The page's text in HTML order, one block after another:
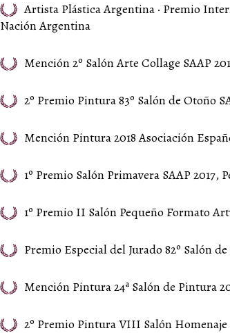
Artista Plástica Argentina · Premio
Nación Argentina
Mención 2º Salón Arte Collage SAAP
2º Premio Pintura 83º Salón de Otoño
Mención Pintura 2018 Asociación
1º Premio Salón Primavera SAAP 2017,
1º Premio II Salón Pequeño Formato
Premio Especial del Jurado 82º Salón
Mención Pintura 24ª Salón de Pintura
2º Premio Pintura VIII Salón Homenaje